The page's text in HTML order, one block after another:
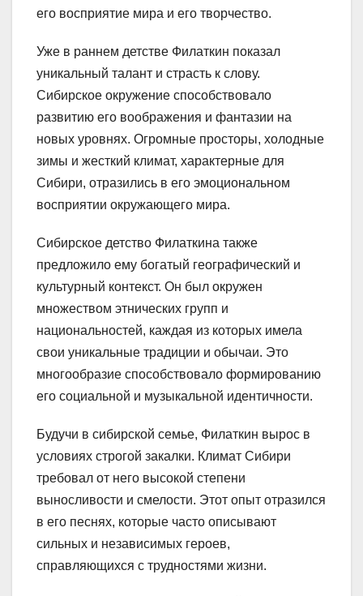
его восприятие мира и его творчество.
Уже в раннем детстве Филаткин показал
уникальный талант и страсть к слову.
Сибирское окружение способствовало
развитию его воображения и фантазии на
новых уровнях. Огромные просторы, холодные
зимы и жесткий климат, характерные для
Сибири, отразились в его эмоциональном
восприятии окружающего мира.
Сибирское детство Филаткина также
предложило ему богатый географический и
культурный контекст. Он был окружен
множеством этнических групп и
национальностей, каждая из которых имела
свои уникальные традиции и обычаи. Это
многообразие способствовало формированию
его социальной и музыкальной идентичности.
Будучи в сибирской семье, Филаткин вырос в
условиях строгой закалки. Климат Сибири
требовал от него высокой степени
выносливости и смелости. Этот опыт отразился
в его песнях, которые часто описывают
сильных и независимых героев,
справляющихся с трудностями жизни.